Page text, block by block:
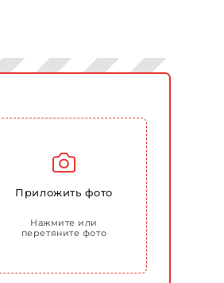
Приложить фото
Нажмите или
перетяните фото